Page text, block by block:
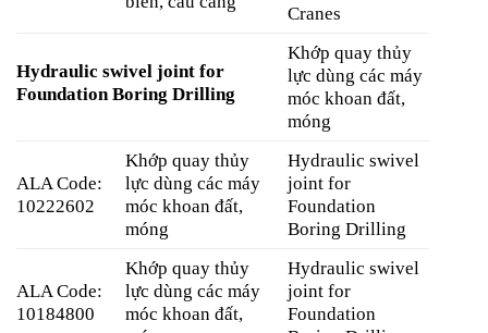
Cranes
Hydraulic swivel joint for
Foundation Boring Drilling
Khớp quay thủy
lực dùng các máy
móc khoan đất,
móng
ALA Code:
10222602
Khớp quay thủy
lực dùng các máy
móc khoan đất,
móng
Hydraulic swivel
joint for
Foundation
Boring Drilling
ALA Code:
10184800
Khớp quay thủy
lực dùng các máy
móc khoan đất,
Hydraulic swivel
joint for
Foundation